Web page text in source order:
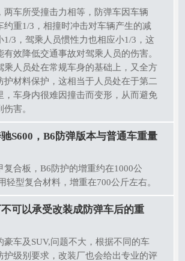
两车所受撞击力相等，防弹车因车辆
约重1/3，相撞时冲击对车辆产生的减
1/3，驾乘人员惯性力也相应小1/3，这
有效降低交通事故对驾乘人员的伤害。
乘人员处在常规车身的基础上，又全方
护材料保护，这相当于人员处在于第二
，车身内很难因撞击而变形，从而避免
害。
S600，B6防弹版本与普通车重量
复合板，B6防护的增重约在1000公
轻型复合材料，增重在700公斤左右。
可以承受改装成防弹车后的重
豪车及SUV,问题不大，根据不同的车
护级别要求，改装厂也会给出专业的评